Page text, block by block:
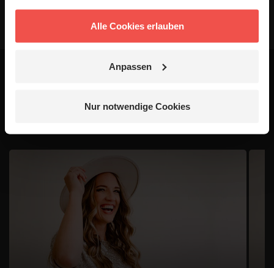
Alle Cookies erlauben
Anpassen
Nur notwendige Cookies
interessieren
1 / 4